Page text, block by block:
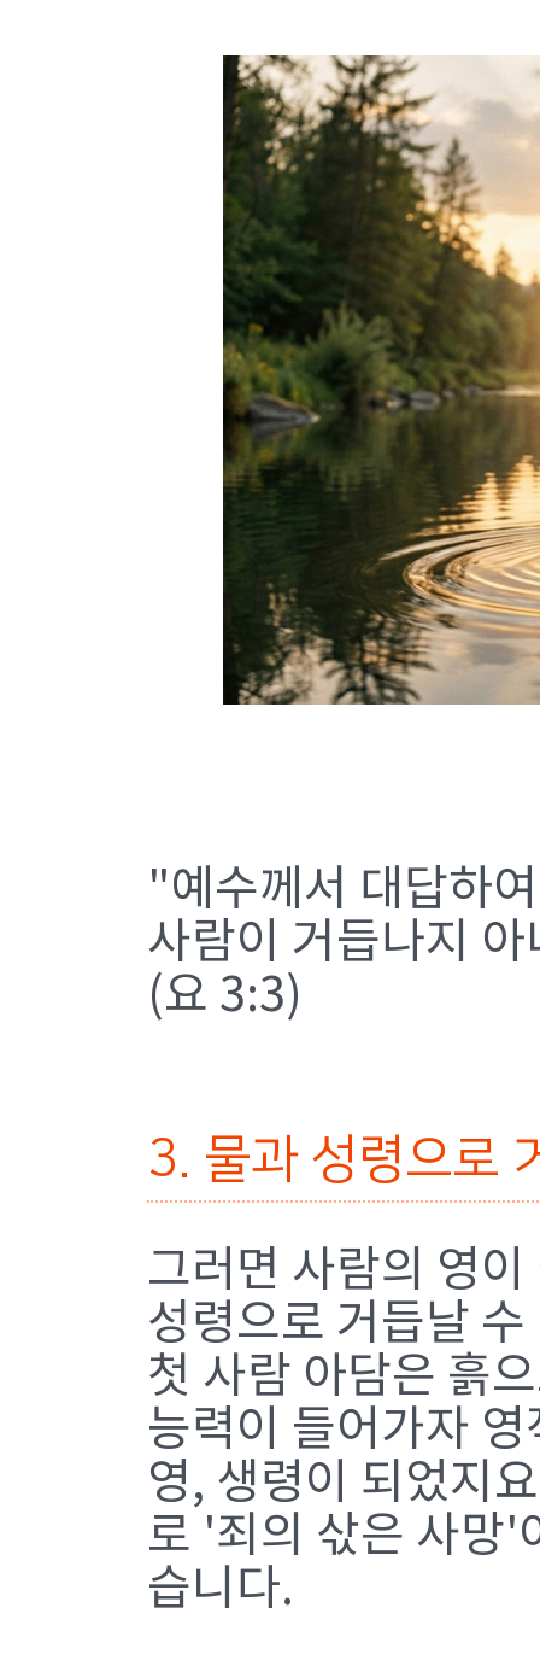
"예수께서 대답하
사람이 거듭나지
(요 3:3)
3. 물과 성령으로
그러면 사람의 영
성령으로 거듭날
첫 사람 아담은 흙
능력이 들어가자
영, 생령이 되었지
로 '죄의 삯은 사망'
습니다.